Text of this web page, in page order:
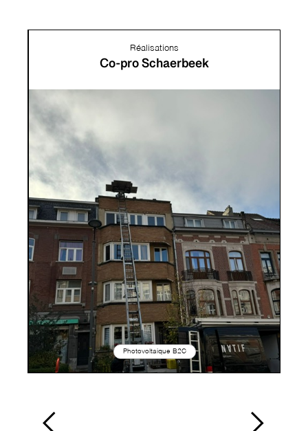
Réalisations
Co-pro Schaerbeek
Photovoltaique B2C